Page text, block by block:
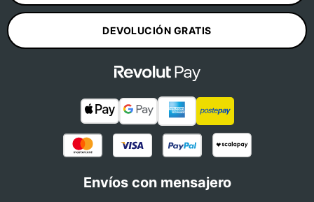
DEVOLUCIÓN GRATIS
Envíos con mensajero